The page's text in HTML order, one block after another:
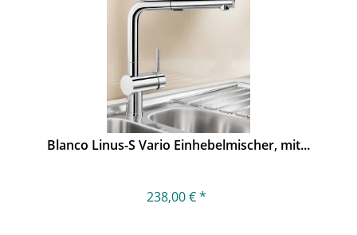
Blanco Linus-S Vario Einhebelmischer, mit...
238,00 € *